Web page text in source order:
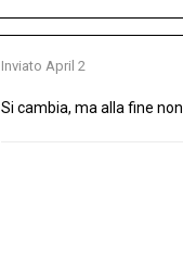
Inviato April 2
Si cambia, ma alla fine